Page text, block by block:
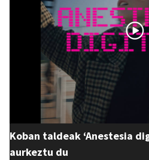
Koban taldeak ‘Anestesia
aurkeztu du